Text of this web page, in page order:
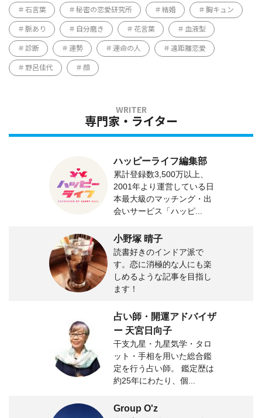
石言葉 秘密の恋愛研究所 結婚 胸キュン
脈あり 自分磨き 花言葉 血液型
診断 運勢 運命の人 遠距離恋愛
野呂佳代 顔
専門家・ライター
ハッピーライフ編集部
累計登録数3,500万以上、
2001年より運営している日
本最大級のマッチング・出
会いサービス「ハッピ...
小野塚 晴子
読書好きのインドア派で
す。恋に消極的な人にも楽
しめるような記事を目指し
ます！
占い師・開運アドバイザ
ー 天宮日向子
干支九星・九星気学・タロ
ット・手相を用いた総合鑑
定を行う占い師。 鑑定歴は
約25年にわたり、個...
Group O'z